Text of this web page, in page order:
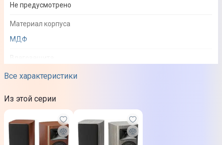
Все характеристики
Не предусмотрено
Материал корпуса
МДФ
Нет
Цвет модели
Из этой серии